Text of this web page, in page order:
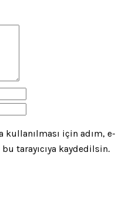
kullanılması için adım, e-
tarayıcıya kaydedilsin.